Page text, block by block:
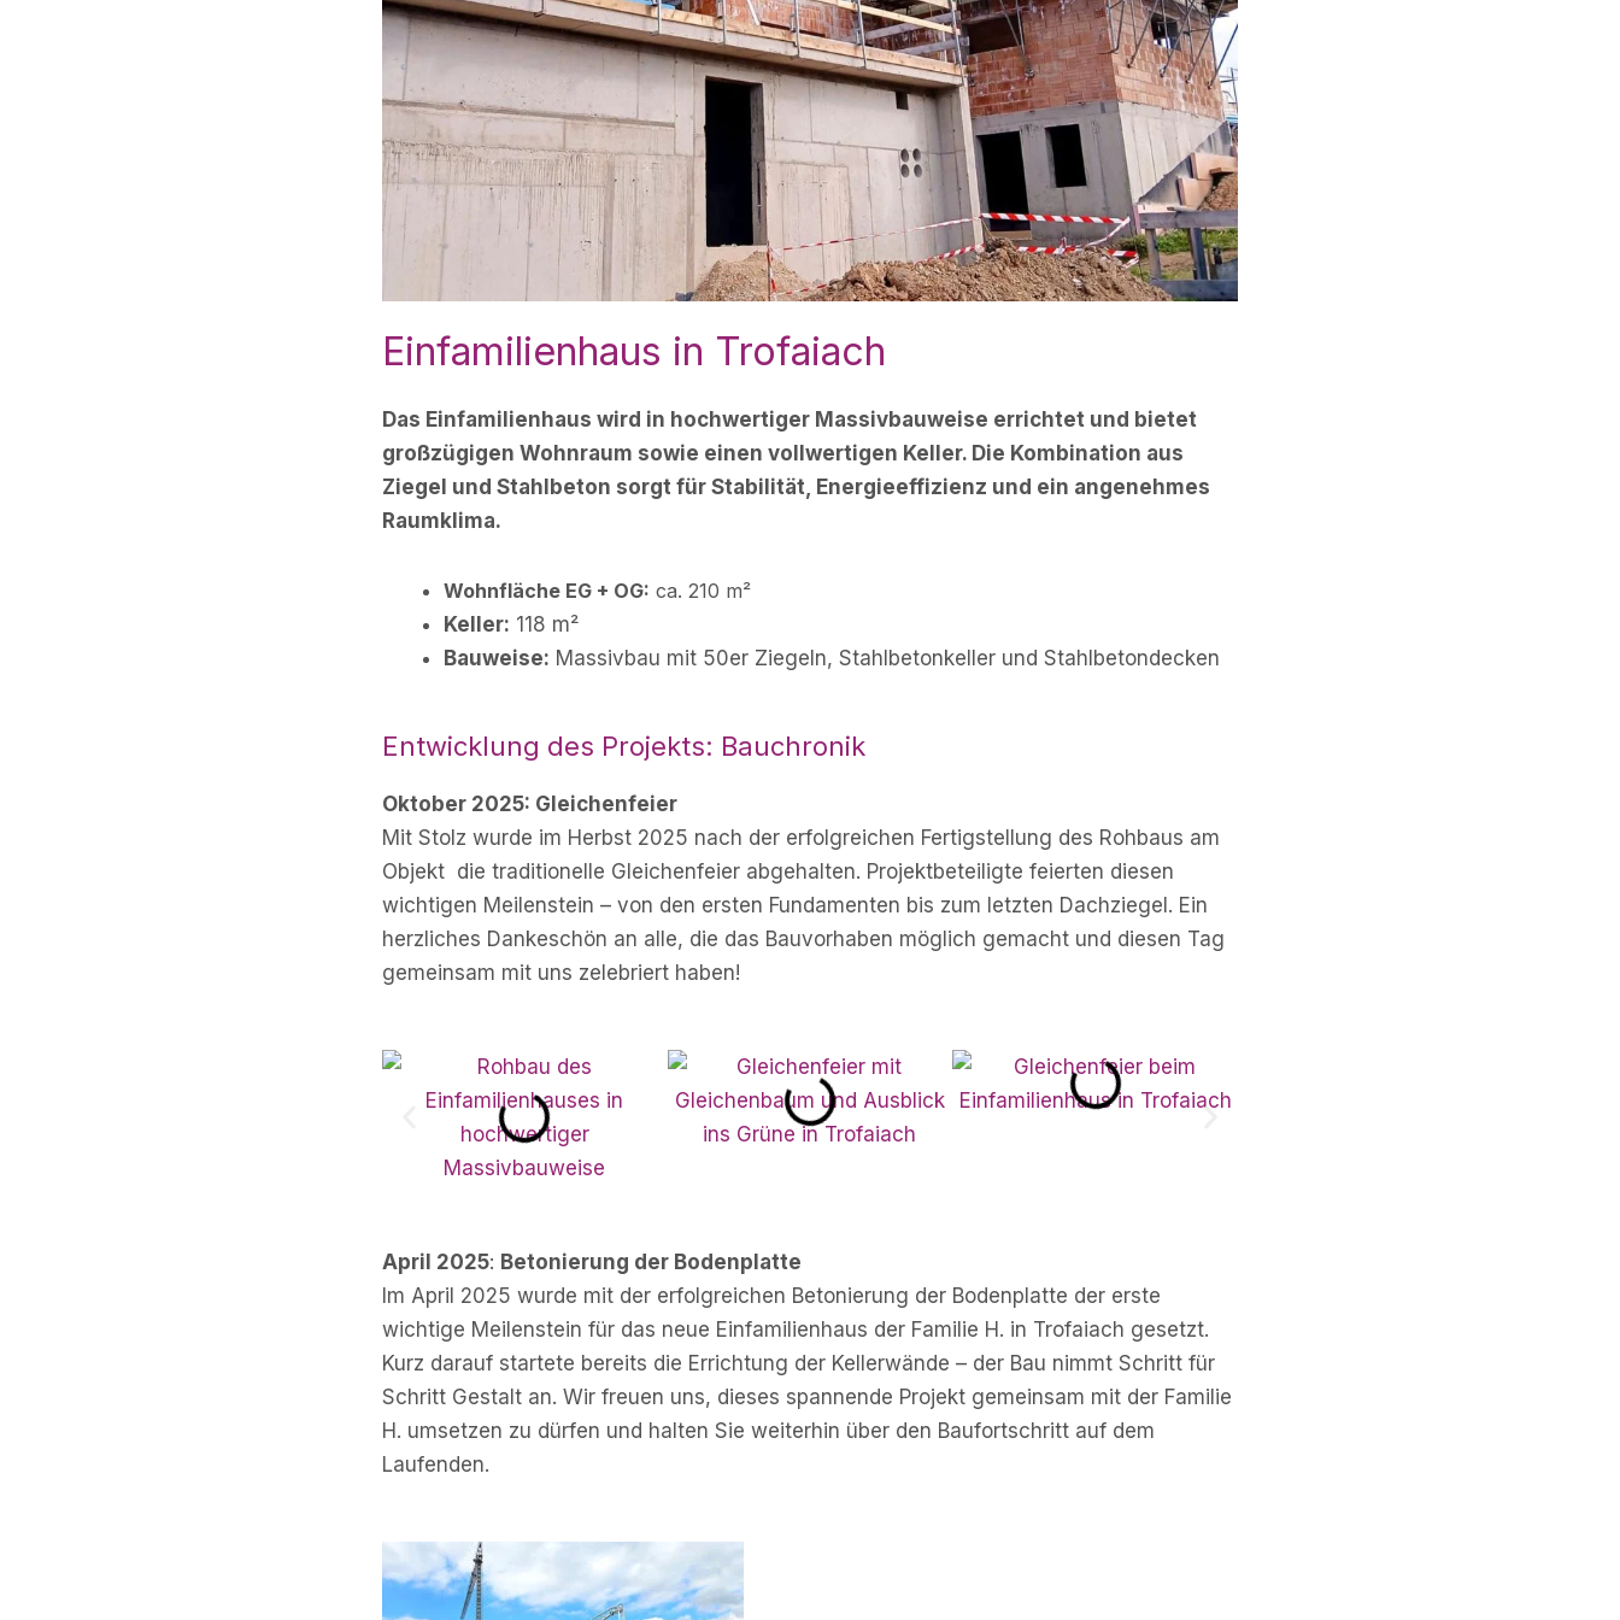
Einfamilienhaus in Trofaiach
Das Einfamilienhaus wird in hochwertiger Massivbauweise errichtet und bietet
großzügigen Wohnraum sowie einen vollwertigen Keller. Die Kombination aus
Ziegel und Stahlbeton sorgt für Stabilität, Energieeffizienz und ein angenehmes
Raumklima.
Wohnfläche EG + OG: ca. 210 m²
Keller: 118 m²
Bauweise: Massivbau mit 50er Ziegeln, Stahlbetonkeller und Stahlbetondecken
Entwicklung des Projekts: Bauchronik
Oktober 2025: Gleichenfeier
Mit Stolz wurde im Herbst 2025 nach der erfolgreichen Fertigstellung des Rohbaus am
Objekt die traditionelle Gleichenfeier abgehalten. Projektbeteiligte feierten diesen
wichtigen Meilenstein – von den ersten Fundamenten bis zum letzten Dachziegel. Ein
herzliches Dankeschön an alle, die das Bauvorhaben möglich gemacht und diesen Tag
gemeinsam mit uns zelebriert haben!
April 2025: Betonierung der Bodenplatte
Im April 2025 wurde mit der erfolgreichen Betonierung der Bodenplatte der erste
wichtige Meilenstein für das neue Einfamilienhaus der Familie H. in Trofaiach gesetzt.
Kurz darauf startete bereits die Errichtung der Kellerwände – der Bau nimmt Schritt für
Schritt Gestalt an. Wir freuen uns, dieses spannende Projekt gemeinsam mit der Familie
H. umsetzen zu dürfen und halten Sie weiterhin über den Baufortschritt auf dem
Laufenden.